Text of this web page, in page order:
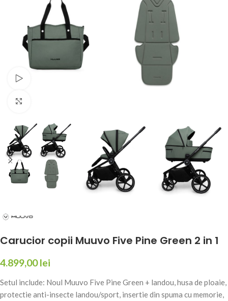
Carucior copii Muuvo Five Pine Green 2 in 1
4.899,00lei
Setul include: Noul Muuvo Five Pine Green + landou, husa de ploaie,
protectie anti-insecte landou/sport, insertie din spuma cu memorie,